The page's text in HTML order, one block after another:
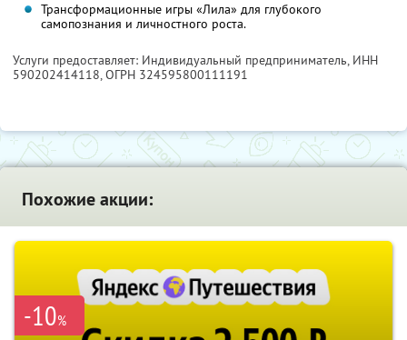
Трансформационные игры «Лила» для глубокого
самопознания и личностного роста.
Услуги предоставляет: Индивидуальный предприниматель, ИНН
590202414118, ОГРН 324595800111191
Похожие акции:
-10%